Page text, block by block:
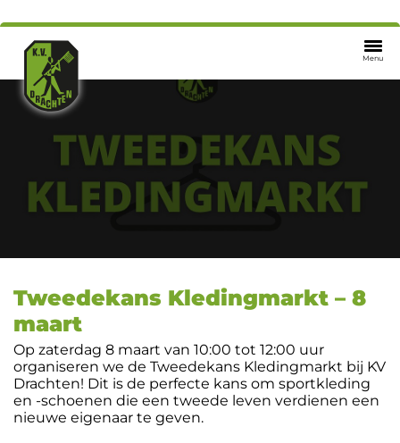
Menu
Tweedekans Kledingmarkt – 8
maart
Op zaterdag 8 maart van 10:00 tot 12:00 uur
organiseren we de Tweedekans Kledingmarkt bij KV
Drachten! Dit is de perfecte kans om sportkleding
en -schoenen die een tweede leven verdienen een
nieuwe eigenaar te geven.